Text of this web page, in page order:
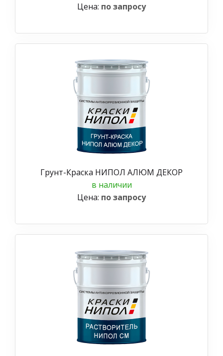
Цена: по запросу
Грунт-Краска НИПОЛ АЛЮМ ДЕКОР
в наличии
Цена: по запросу